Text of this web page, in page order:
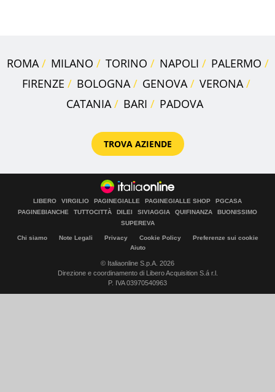
ROMA MILANO TORINO NAPOLI
PALERMO
FIRENZE
BOLOGNA GENOVA
VERONA
CATANIA
BARI PADOVA
TROVA AZIENDE
LIBERO VIRGILIO PAGINEGIALLE PAGINEGIALLE SHOP
PGCASA
PAGINEBIANCHE
TUTTOCITTÀ DILEI SIVIAGGIA QUIFINANZA
BUONISSIMO
SUPEREVA
Chi siamo Note Legali Privacy Cookie Policy
Preferenze sui cookie
Aiuto
© Italiaonline S.p.A. 2026
Direzione e coordinamento di Libero Acquisition S.á r.l.
P. IVA 03970540963